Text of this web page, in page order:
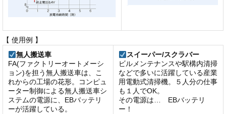
【 使用例 】
無人搬送車
FA(ファクトリーオートメーシ
ョン)を担う無人搬送車は、こ
れからの工場の花形。コンピュ
ーター制御による無人搬送車シ
ステムの電源に、EBバッテリ
ーが活躍している。
スイーパー/スクラバー
ビルメンテナンスや駅構内清掃
などで多いに活躍している産業
用電動式清掃機。５人分の仕事
も１人でOK。
その電源は… EBバッテリ
ー！